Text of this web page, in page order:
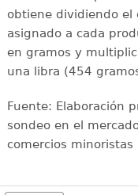
obtiene dividiendo el
asignado a cada
en gramos y
una libra (454
Fuente: Elaboración
sondeo en el
comercios minoristas